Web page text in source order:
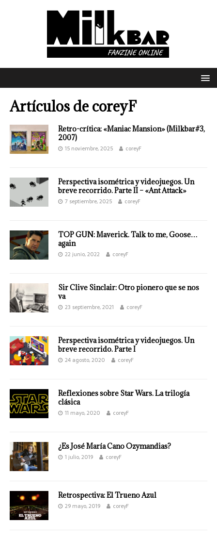
Artículos decoreyF
Retro-crítica: «Maniac Mansion» (Milkbar#3,
2007)
15 noviembre, 2025 coreyF
Perspectiva isométrica y videojuegos. Un
breve recorrido. Parte II – «Ant Attack»
7 septiembre, 2025 coreyF
TOP GUN: Maverick. Talk to me, Goose…
again
22 junio, 2022 coreyF
Sir Clive Sinclair: Otro pionero que se nos
va
23 septiembre, 2021 coreyF
Perspectiva isométrica y videojuegos. Un
breve recorrido. Parte I
24 agosto, 2020 coreyF
Reflexiones sobre Star Wars. La trilogía
clásica
11 mayo, 2020 coreyF
¿Es José María Cano Ozymandias?
1 julio, 2019 coreyF
Retrospectiva: El Trueno Azul
29 mayo, 2019 coreyF